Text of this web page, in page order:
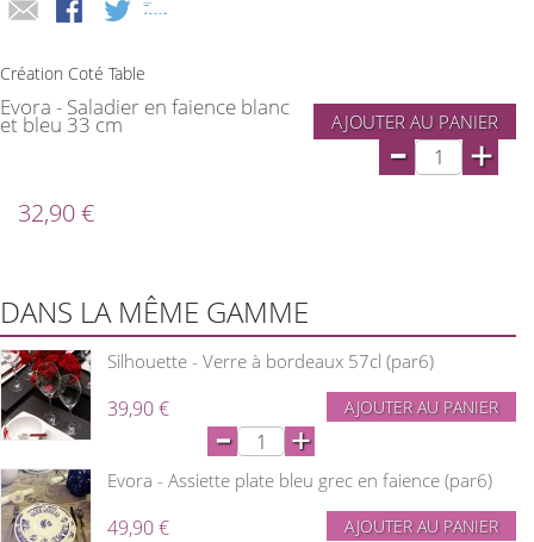
Création Coté Table
Evora - Saladier en faience blanc
et bleu 33 cm AJOUTER AU PANIER
- +
32,90 €
DANS LA MÊME GAMME
Silhouette - Verre à bordeaux 57cl (par6)
39,90 € AJOUTER AU PANIER
- +
Evora - Assiette plate bleu grec en faience (par6)
49,90 € AJOUTER AU PANIER